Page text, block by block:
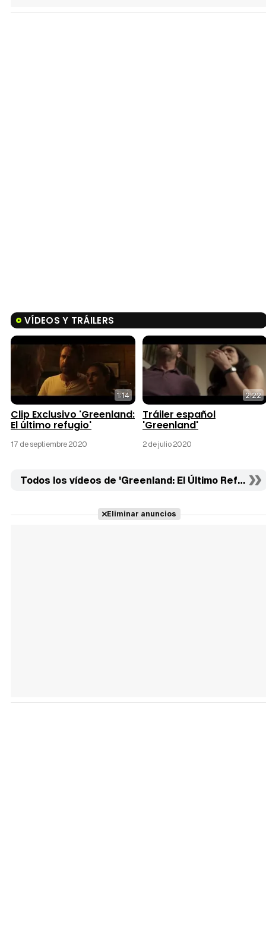
VÍDEOS Y TRÁILERS
1:14
Clip Exclusivo 'Greenland:
El último refugio'
17 de septiembre 2020
2:22
Tráiler español
'Greenland'
2 de julio 2020
Todos los vídeos de 'Greenland: El Último Refugio'
Eliminar anuncios